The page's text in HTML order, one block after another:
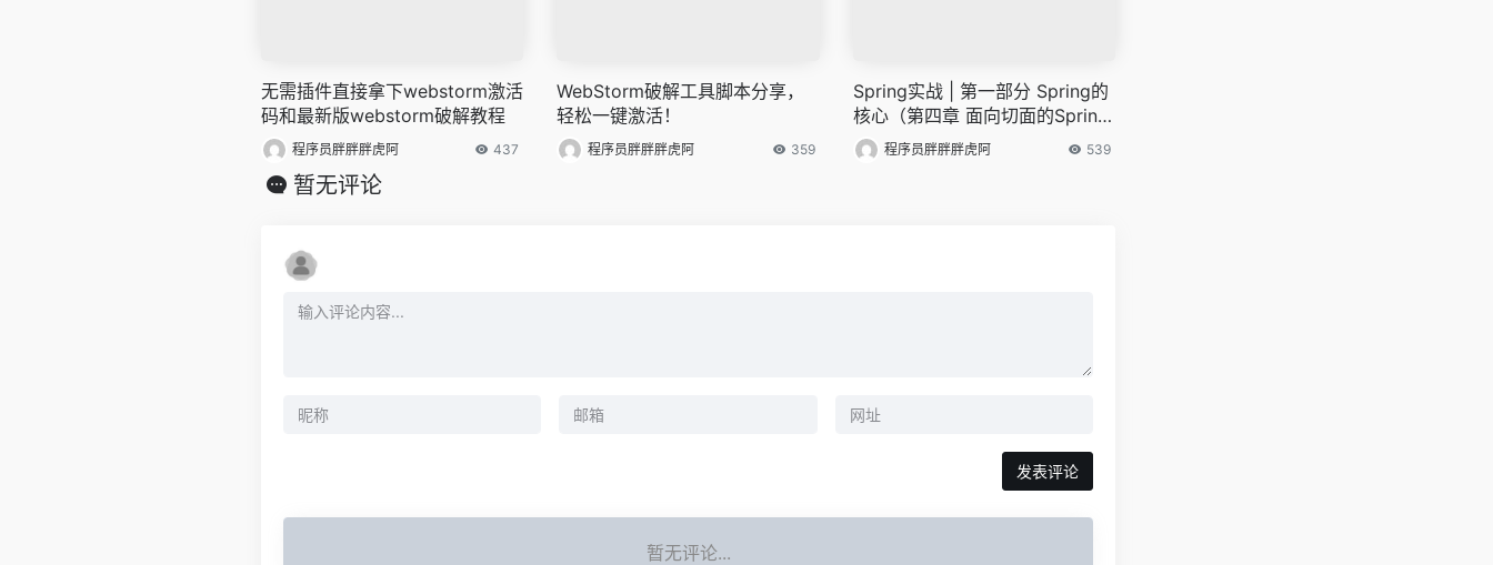
无需插件直接拿下webstorm激活
码和最新版webstorm破解教程
程序员胖胖胖虎阿 437
WebStorm破解工具脚本分享，
轻松一键激活！
程序员胖胖胖虎阿 359
Spring实战 | 第一部分 Spring的
核心（第四章 面向切面的Sprin
g） 程序员胖胖胖虎阿 539
暂无评论
暂无评论...